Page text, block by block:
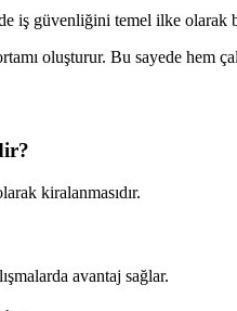
iş güvenliğini temel ilke olarak
oluşturur. Bu sayede hem
kiralanmasıdır.
avantaj sağlar.